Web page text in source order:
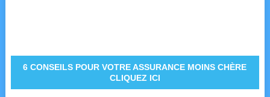
6 CONSEILS POUR VOTRE ASSURANCE MOINS CHÈRE
CLIQUEZ ICI